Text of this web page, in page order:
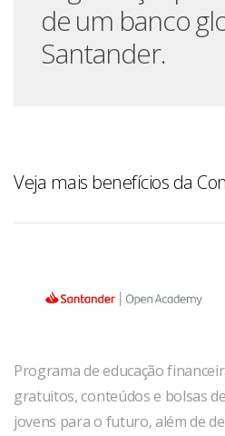
de um banco
Santander.
Veja mais benefícios da
Programa de educação
gratuitos, conteúdos e bolsas
jovens para o futuro, além de